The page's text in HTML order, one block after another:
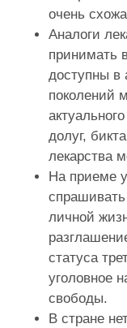
очень
Аналоги
принимать
доступны в
поколений
долуг,
лекарства
На приеме
личной
статуса
уголовное
свободы.
В стране